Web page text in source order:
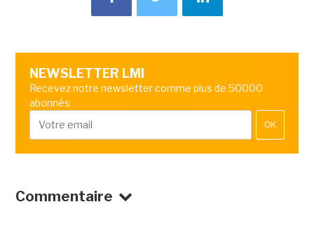
NEWSLETTER LMI
Recevez notre newsletter comme plus de 50000
abonnés
OK
Commentaire